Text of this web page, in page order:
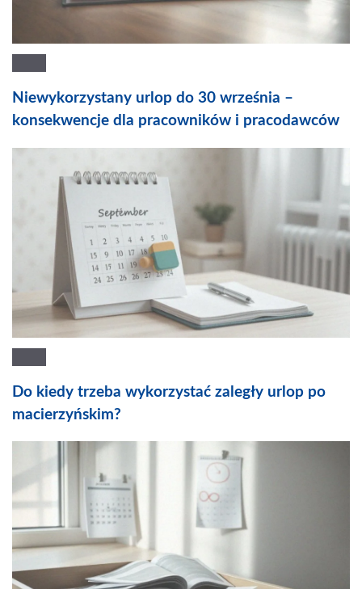
Niewykorzystany urlop do 30 września –
konsekwencje dla pracowników i pracodawców
Do kiedy trzeba wykorzystać zaległy urlop po
macierzyńskim?